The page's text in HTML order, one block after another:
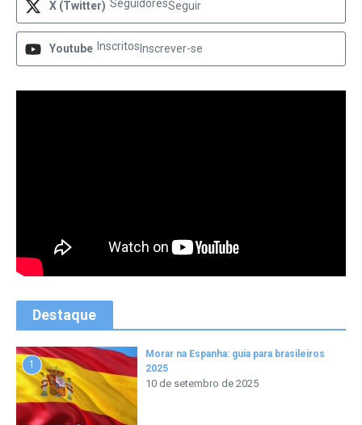
X (Twitter) SeguidoresSeguir
Youtube Inscritos Inscrever-se
Destaque
1
Morar na Espanha: guia para brasileiros
2025
10 de setembro de 2025